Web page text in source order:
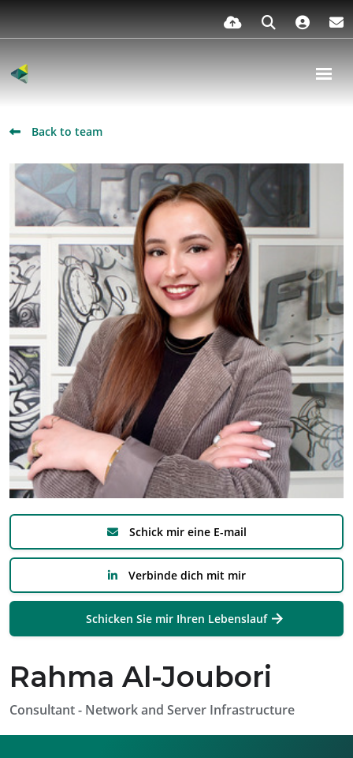
Back to team
Schick mir eine E-mail
Verbinde dich mit mir
Schicken Sie mir Ihren Lebenslauf
Rahma Al-Joubori
Consultant - Network and Server Infrastructure